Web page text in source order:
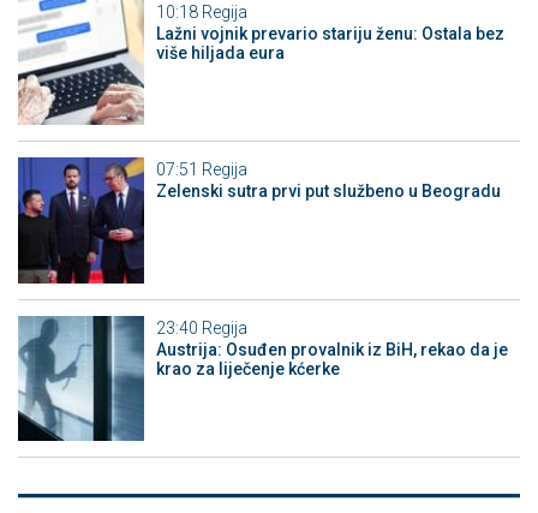
10:18 Regija
Lažni vojnik prevario stariju ženu: Ostala bez
više hiljada eura
07:51 Regija
Zelenski sutra prvi put službeno u Beogradu
23:40 Regija
Austrija: Osuđen provalnik iz BiH, rekao da je
krao za liječenje kćerke